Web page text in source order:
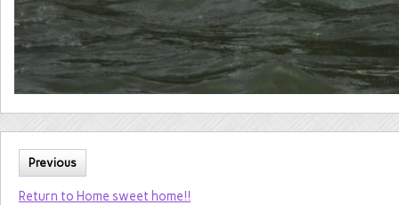
Previous
Return to Home sweet home!!